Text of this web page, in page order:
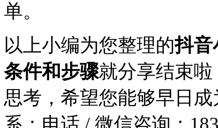
单。
以上小编为您整理的抖音
条件和步骤就分享结束
思考，希望您能够早日